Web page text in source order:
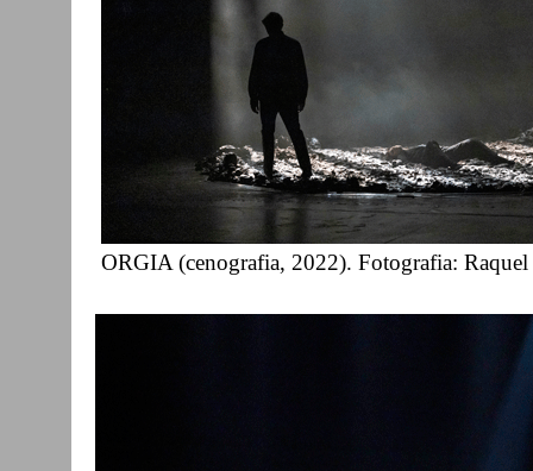
ORGIA (cenografia, 2022). Fotografia: Raquel